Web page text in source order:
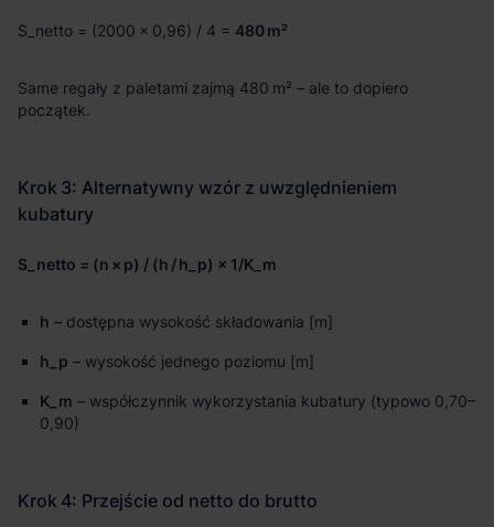
480 m²
S_netto = (n × p) / (h / h_p) × 1/K_m
h – dostępna wysokość składowania [m]
h_p – wysokość jednego poziomu [m]
K_m – współczynnik wykorzystania kubatury (typowo 0,70–
0,90)